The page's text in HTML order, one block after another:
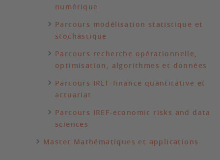
numérique
Parcours modélisation statistique et
stochastique
Parcours recherche opérationnelle,
optimisation, algorithmes et données
Parcours IREF-finance quantitative et
actuariat
Parcours IREF-economic risks and data
sciences
Master Mathématiques et applications